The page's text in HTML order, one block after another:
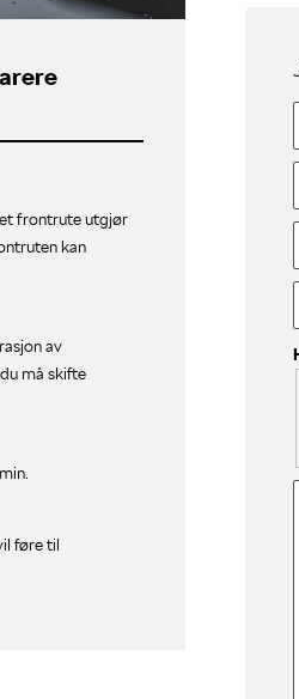
frontrute utgjør
kan
av
må skifte
føre til